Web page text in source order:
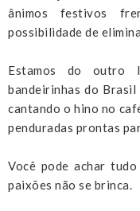
ânimos festivos
possibilidade de
Estamos do outro
bandeirinhas do
cantando o hino no
penduradas prontas
Você pode achar
paixões não se brinca.